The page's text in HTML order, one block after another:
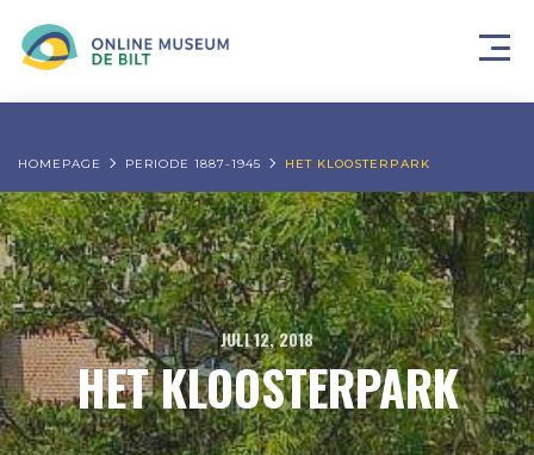
HOMEPAGE PERIODE 1887-1945 HET KLOOSTERPARK
JULI 12, 2018
HET KLOOSTERPARK